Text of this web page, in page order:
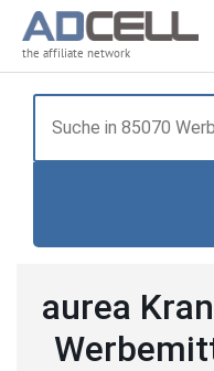
the affiliate network
aurea